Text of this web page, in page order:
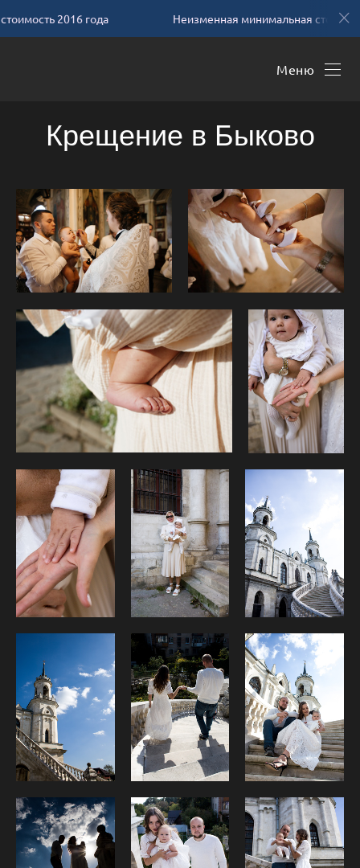
2016 года Неизменная минимальная стоимость
Меню
Крещение в Быково